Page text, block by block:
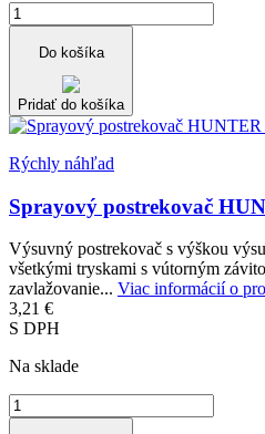
Do košíka
Pridať do košíka
Rýchly náhľad
Sprayový postrekovač
Výsuvný postrekovač s výškou
všetkými tryskami s vútorným
zavlažovanie... Viac informácií o
3,21 €
S DPH
Na sklade